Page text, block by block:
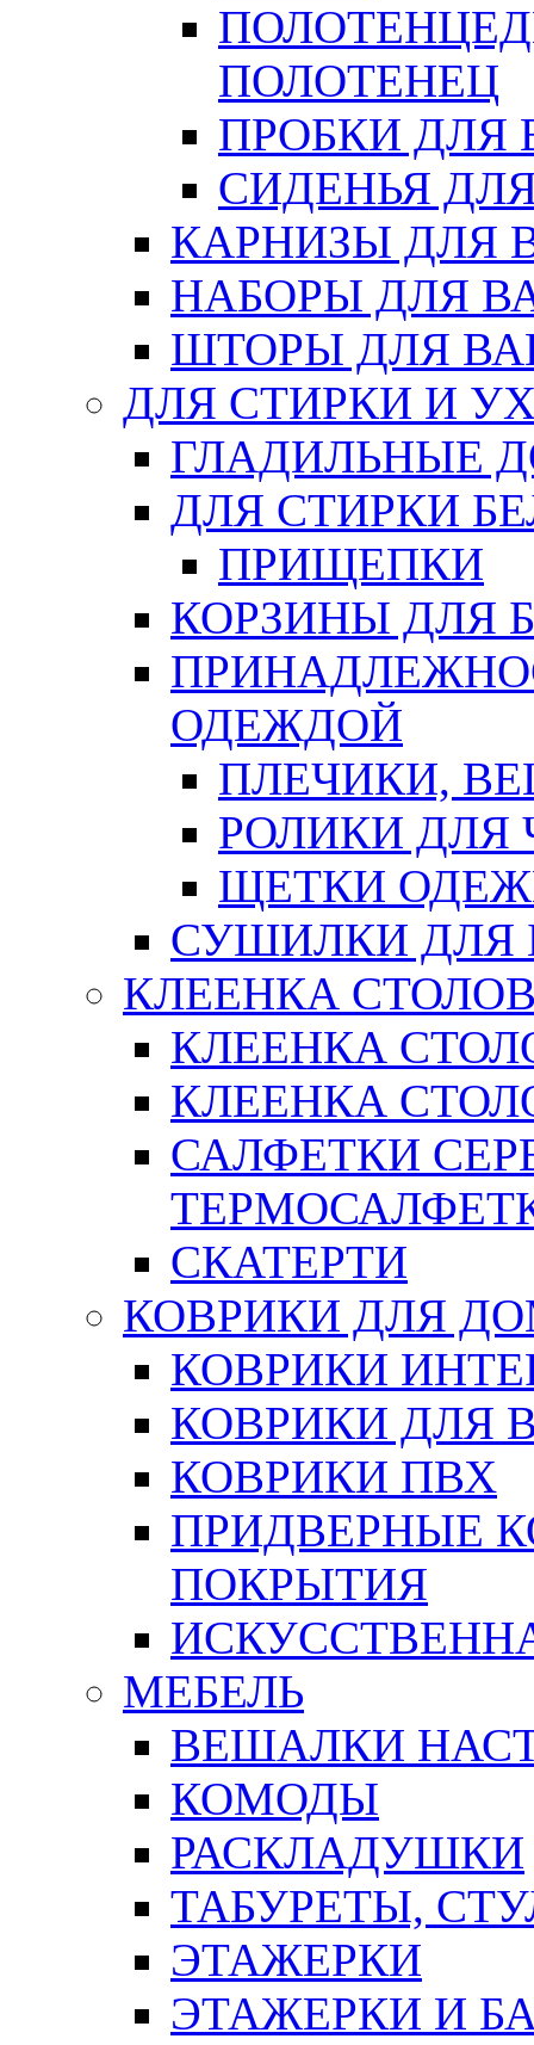
ПОЛОТЕНЕЦ
ПРОБКИ ДЛЯ
СИДЕНЬЯ
КАРНИЗЫ ДЛЯ
НАБОРЫ ДЛЯ
ШТОРЫ ДЛЯ
ДЛЯ СТИРКИ И
ГЛАДИЛЬНЫЕ
ДЛЯ СТИРКИ
ПРИЩЕПКИ
КОРЗИНЫ ДЛЯ
ОДЕЖДОЙ
ПЛЕЧИКИ,
РОЛИКИ ДЛЯ
ЩЕТКИ
СУШИЛКИ ДЛЯ
КЛЕЕНКА
КЛЕЕНКА
КЛЕЕНКА
САЛФЕТКИ
СКАТЕРТИ
КОВРИКИ ДЛЯ
КОВРИКИ
КОВРИКИ ДЛЯ
КОВРИКИ ПВХ
ПРИДВЕРНЫЕ
ПОКРЫТИЯ
МЕБЕЛЬ
ВЕШАЛКИ
КОМОДЫ
РАСКЛАДУШКИ
ТАБУРЕТЫ,
ЭТАЖЕРКИ
ЭТАЖЕРКИ И